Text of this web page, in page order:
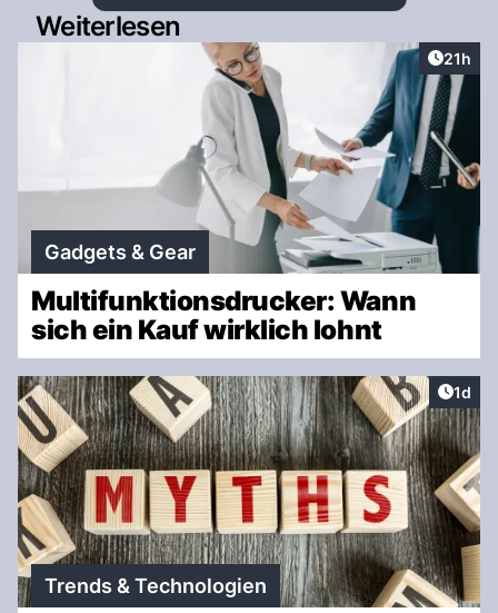
Weiterlesen
Artikel
21h
Gadgets & Gear
Multifunktionsdrucker: Wann
sich ein Kauf wirklich lohnt
1d
Trends & Technologien